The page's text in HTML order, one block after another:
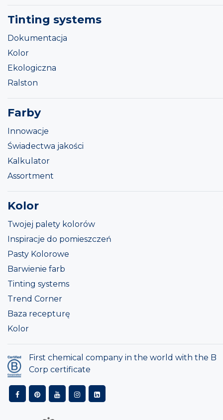
Tinting systems
Dokumentacja
Kolor
Ekologiczna
Ralston
Farby
Innowacje
Świadectwa jakości
Kalkulator
Assortment
Kolor
Twojej palety kolorów
Inspiracje do pomieszczeń
Pasty Kolorowe
Barwienie farb
Tinting systems
Trend Corner
Baza recepturę
Kolor
First chemical company in the world with the B
Corp certificate